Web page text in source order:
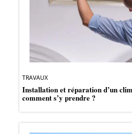
TRAVAUX
Installation et réparation d’un
comment s’y prendre ?